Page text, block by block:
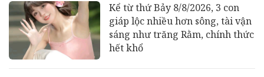
Kể từ thứ Bảy 8/8/2026, 3 con
giáp lộc nhiều hơn sông, tài vận
sáng như trăng Rằm, chính thức
hết khổ